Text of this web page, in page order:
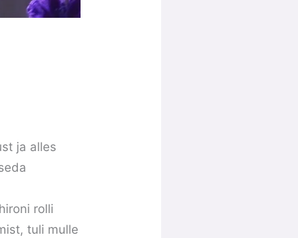
ja alles
rolli
tuli mulle